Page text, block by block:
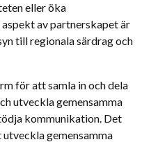
eller öka
av partnerskapet är
till regionala särdrag och
för att samla in och dela
utveckla gemensamma
kommunikation. Det
gemensamma